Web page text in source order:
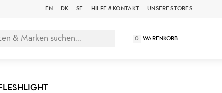
EN DK SE HILFE & KONTAKT UNSERE STORES
0 WARENKORB
FLESHLIGHT